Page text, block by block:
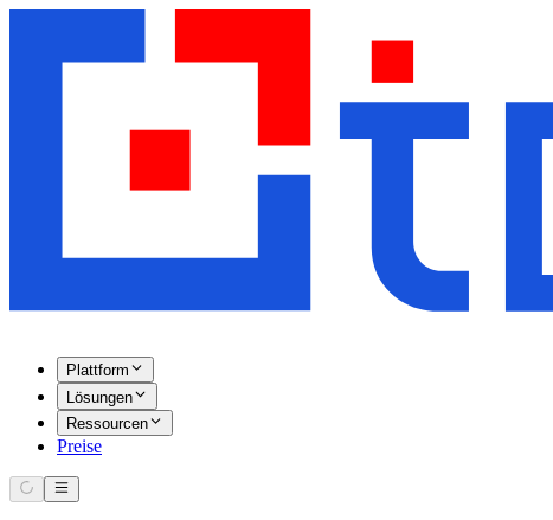
Plattform
Lösungen
Ressourcen
Preise